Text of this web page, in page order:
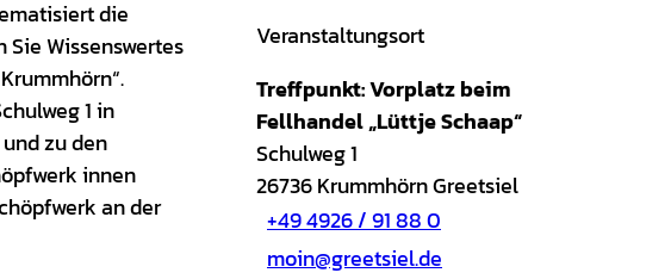
die
Wissenswertes
1 in
zu den
innen
an der
Veranstaltungsort
Treffpunkt: Vorplatz beim
Fellhandel „Lüttje Schaap“
Schulweg 1
26736Krummhörn Greetsiel
+49 4926 / 91 88 0
moin@greetsiel.de